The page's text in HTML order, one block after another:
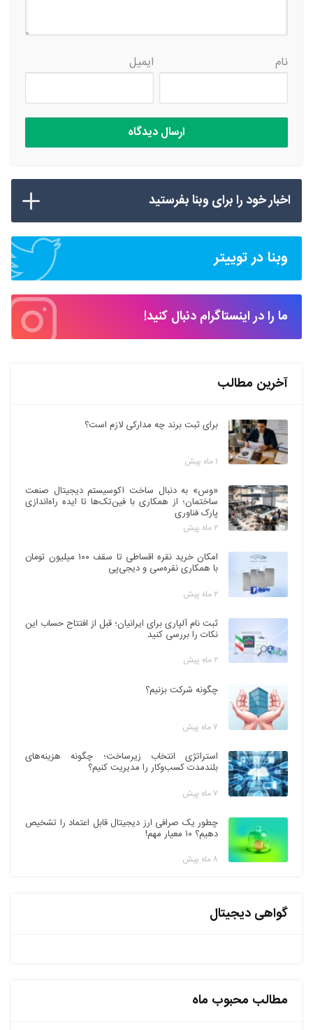
نام ایمیل
اخبار خود را برای وبنا بفرستید
وبنا در توییتر
ما را در اینستاگرام دنبال کنید!
آخرین مطالب
برای ثبت برند چه مدارکی لازم است؟
۱ ماه پیش
«وس» به دنبال ساخت اکوسیستم دیجیتال صنعت
ساختمان؛ از همکاری با فین‌تک‌ها تا ایده راه‌اندازی
پارک فناوری
۲ ماه پیش
امکان خرید نقره اقساطی تا سقف ۱۰۰ میلیون تومان
با همکاری نقره‌سی و دیجی‌پی
۲ ماه پیش
ثبت نام آلپاری برای ایرانیان؛ قبل از افتتاح حساب این
نکات را بررسی کنید
۲ ماه پیش
چگونه شرکت بزنیم؟
۷ ماه پیش
استراتژی انتخاب زیرساخت؛ چگونه هزینه‌های
بلندمدت کسب‌وکار را مدیریت کنیم؟
۷ ماه پیش
چطور یک صرافی ارز دیجیتال قابل اعتماد را تشخیص
دهیم؟ ۱۰ معیار مهم!
۸ ماه پیش
گواهی دیجیتال
مطالب محبوب ماه